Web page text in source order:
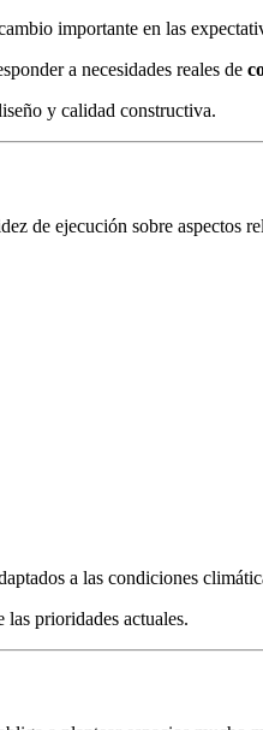
importante en las
a necesidades reales de
y calidad constructiva.
de ejecución sobre aspectos
a las condiciones
prioridades actuales.